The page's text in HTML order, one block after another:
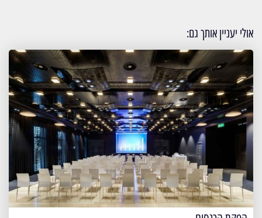
אולי יעניין אותך גם: